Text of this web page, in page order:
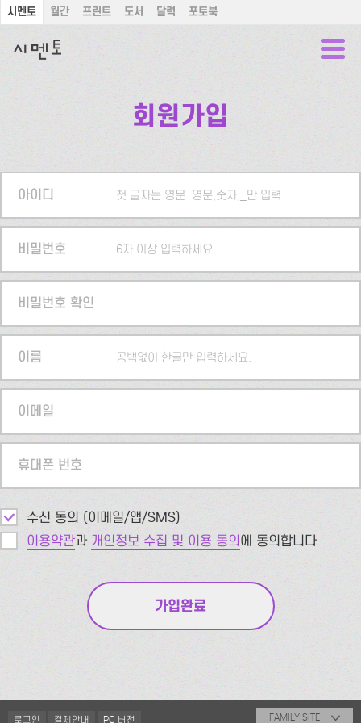
시멘토 월간 프린트 도서 달력 포토북
회원가입
아이디 첫 글자는 영문. 영문,숫자,_만 입력.
비밀번호 6자 이상 입력하세요.
비밀번호 확인
이름 공백없이 한글만 입력하세요.
이메일
휴대폰 번호
수신 동의 (이메일/앱/SMS)
이용약관과 개인정보 수집 및 이용 동의에 동의합니다.
로그인 결제안내 PC 버전 FAMILY SITE